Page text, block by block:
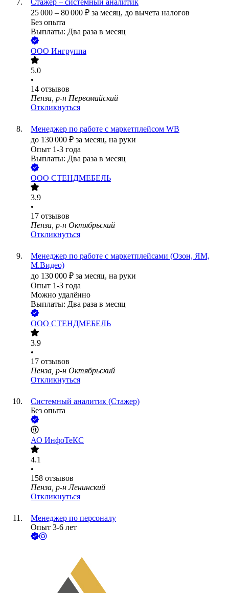
Стажер – системный аналитик
25 000 – 80 000 ₽ за месяц, до вычета налогов
Без опыта
Выплаты: Два раза в месяц
ООО Ингруппа
5.0
•
14 отзывов
Пенза, р-н Первомайский
Откликнуться
Менеджер по работе с маркетплейсом WB
до 130 000 ₽ за месяц, на руки
Опыт 1-3 года
Выплаты: Два раза в месяц
ООО СТЕНДМЕБЕЛЬ
3.9
•
17 отзывов
Пенза, р-н Октябрьский
Откликнуться
Менеджер по работе с маркетплейсами (Озон, ЯМ,
М.Видео)
до 130 000 ₽ за месяц, на руки
Опыт 1-3 года
Можно удалённо
Выплаты: Два раза в месяц
ООО СТЕНДМЕБЕЛЬ
3.9
•
17 отзывов
Пенза, р-н Октябрьский
Откликнуться
Системный аналитик (Стажер)
Без опыта
АО ИнфоТеКС
4.1
•
158 отзывов
Пенза, р-н Ленинский
Откликнуться
Менеджер по персоналу
Опыт 3-6 лет